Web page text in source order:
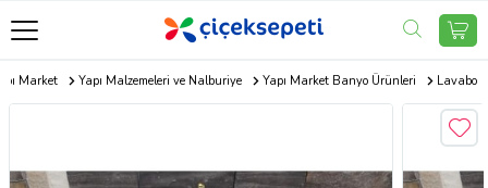
Market Yapı Malzemeleri ve Nalburiye Yapı Market Banyo Ürünleri Lavabo